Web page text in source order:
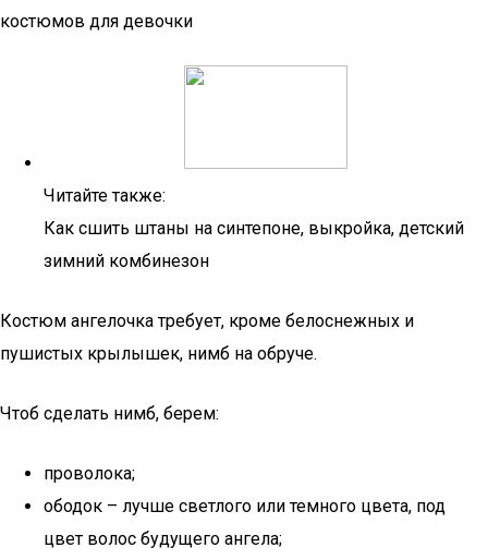
костюмов для девочки
Читайте также:
Как сшить штаны на синтепоне, выкройка, детский
зимний комбинезон
Костюм ангелочка требует, кроме белоснежных и
пушистых крылышек, нимб на обруче.
Чтоб сделать нимб, берем:
проволока;
ободок – лучше светлого или темного цвета, под
цвет волос будущего ангела;